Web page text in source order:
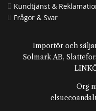
 Kundtjänst &
 Frågor & Svar
Importör och
Solmark AB,
Org